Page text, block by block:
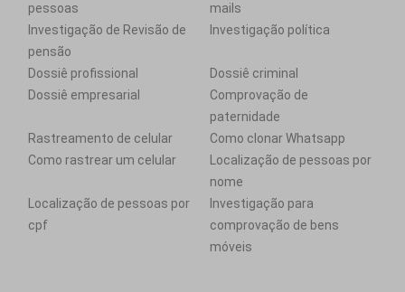
pessoas
mails
Investigação de Revisão de
pensão
Investigação política
Dossiê profissional
Dossiê criminal
Dossiê empresarial
Comprovação de
paternidade
Rastreamento de celular
Como clonar Whatsapp
Como rastrear um celular
Localização de pessoas por
nome
Localização de pessoas por
cpf
Investigação para
comprovação de bens
móveis